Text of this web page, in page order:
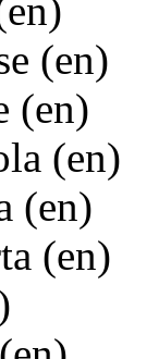
(en)
(en)
(en)
(en)
(en)